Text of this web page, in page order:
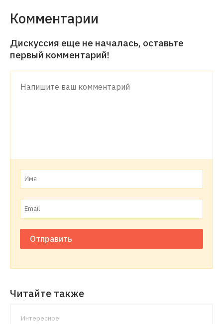
Комментарии
Дискуссия еще не началась, оставьте
первый комментарий!
Отправить
Читайте также
Интересное